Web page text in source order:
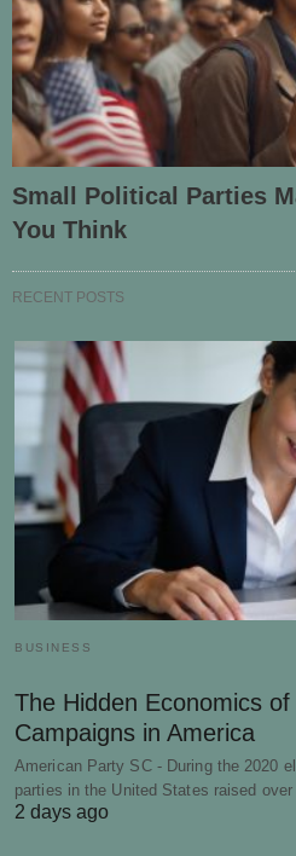
Small Political Parties
You Think
RECENT POSTS
BUSINESS
The Hidden Economics
Campaigns in America
American Party SC - During the 2020
parties in the United States raised
2 days ago